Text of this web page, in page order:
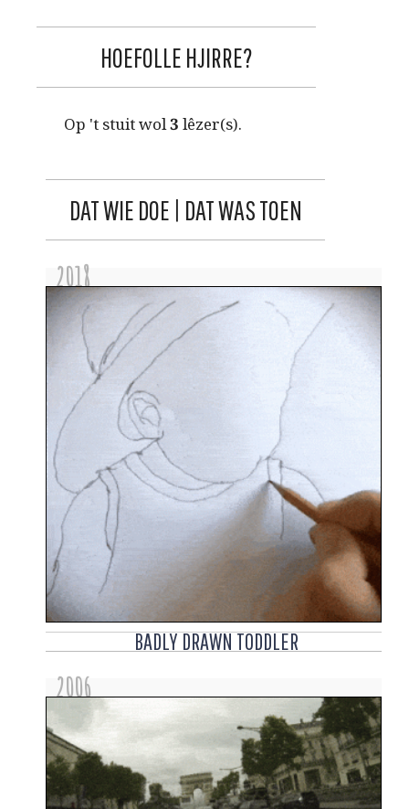
HOEFOLLE HJIRRE?
Op 't stuit wol3 lêzer(s).
DAT WIE DOE | DAT WAS TOEN
2018
BADLY DRAWN TODDLER
2006